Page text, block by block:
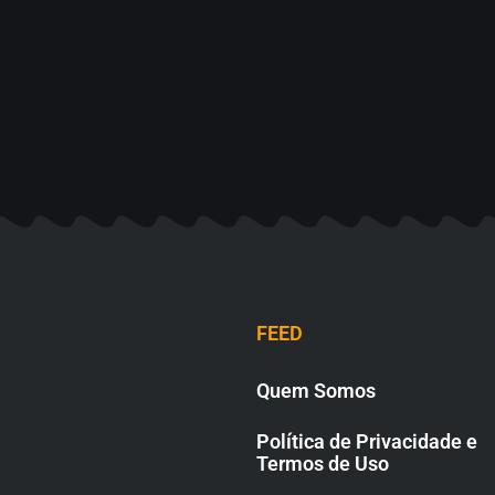
FEED
Quem Somos
Política de Privacidade e
Termos de Uso